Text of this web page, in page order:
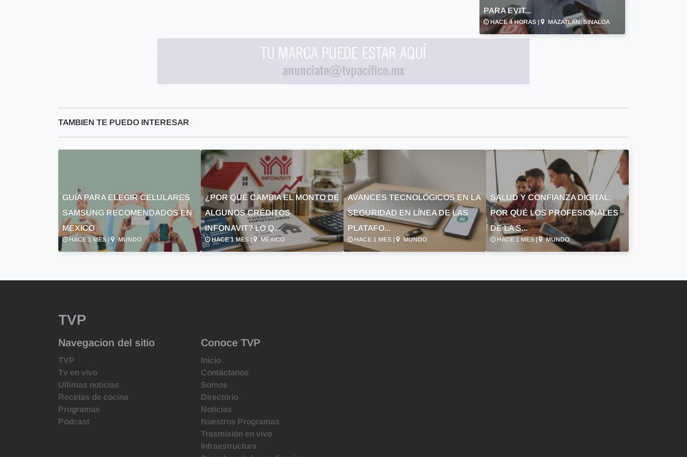
PARA EVIT...
HACE 4 HORAS | MAZATLÁN, SINALOA
TAMBIEN TE PUEDO INTERESAR
GUÍA PARA ELEGIR CELULARES
SAMSUNG RECOMENDADOS EN
MÉXICO
HACE 1 MES | MUNDO
¿POR QUÉ CAMBIA EL MONTO DE
ALGUNOS CRÉDITOS
INFONAVIT? LO Q...
HACE 1 MES | MÉXICO
AVANCES TECNOLÓGICOS EN LA
SEGURIDAD EN LÍNEA DE LAS
PLATAFO...
HACE 1 MES | MUNDO
SALUD Y CONFIANZA DIGITAL:
POR QUÉ LOS PROFESIONALES
DE LA S...
HACE 1 MES | MUNDO
TVP
Navegacion del sitio
TVP
Tv en vivo
Ultimas noticias
Recetas de cocina
Programas
Podcast
Conoce TVP
Inicio
Contáctanos
Somos
Directorio
Noticias
Nuestros Programas
Trasmisión en vivo
Infraestructura